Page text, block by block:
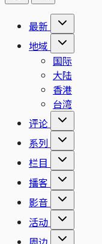
最新
地域
国际
大陆
香港
台湾
评论
系列
栏目
播客
影音
活动